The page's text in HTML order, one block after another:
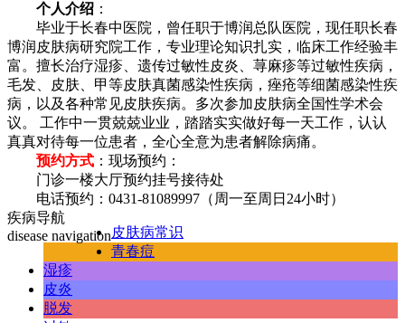
个人介绍 ：
毕业于长春中医院，曾任职于博润总队医院，现任职长春
博润皮肤病研究院工作，专业理论知识扎实，临床工作经验丰
富。擅长治疗湿疹、遗传过敏性皮炎、荨麻疹等过敏性疾病，
毛发、皮肤、甲等皮肤真菌感染性疾病，痤疮等细菌感染性疾
病，以及各种常见皮肤疾病。多次参加皮肤病全国性学术会
议。 工作中一贯兢兢业业，踏踏实实做好每一天工作，认认
真真对待每一位患者，全心全意为患者解除病痛。
预约方式 ：现场预约：
门诊一楼大厅预约挂号接待处
电话预约：0431-81089997（周一至周日24小时）
疾病导航
disease navigation皮肤病常识
青春痘
湿疹
皮炎
脱发